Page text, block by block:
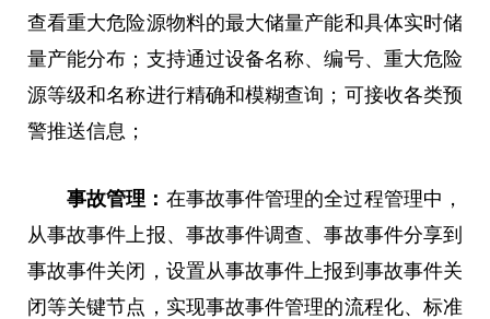
查看重大危险源物料的最大储量产能和具体实时储
量产能分布；支持通过设备名称、编号、重大危险
源等级和名称进行精确和模糊查询；可接收各类预
警推送信息；
事故管理： 在事故事件管理的全过程管理中，
从事故事件上报、事故事件调查、事故事件分享到
事故事件关闭，设置从事故事件上报到事故事件关
闭等关键节点，实现事故事件管理的流程化、标准